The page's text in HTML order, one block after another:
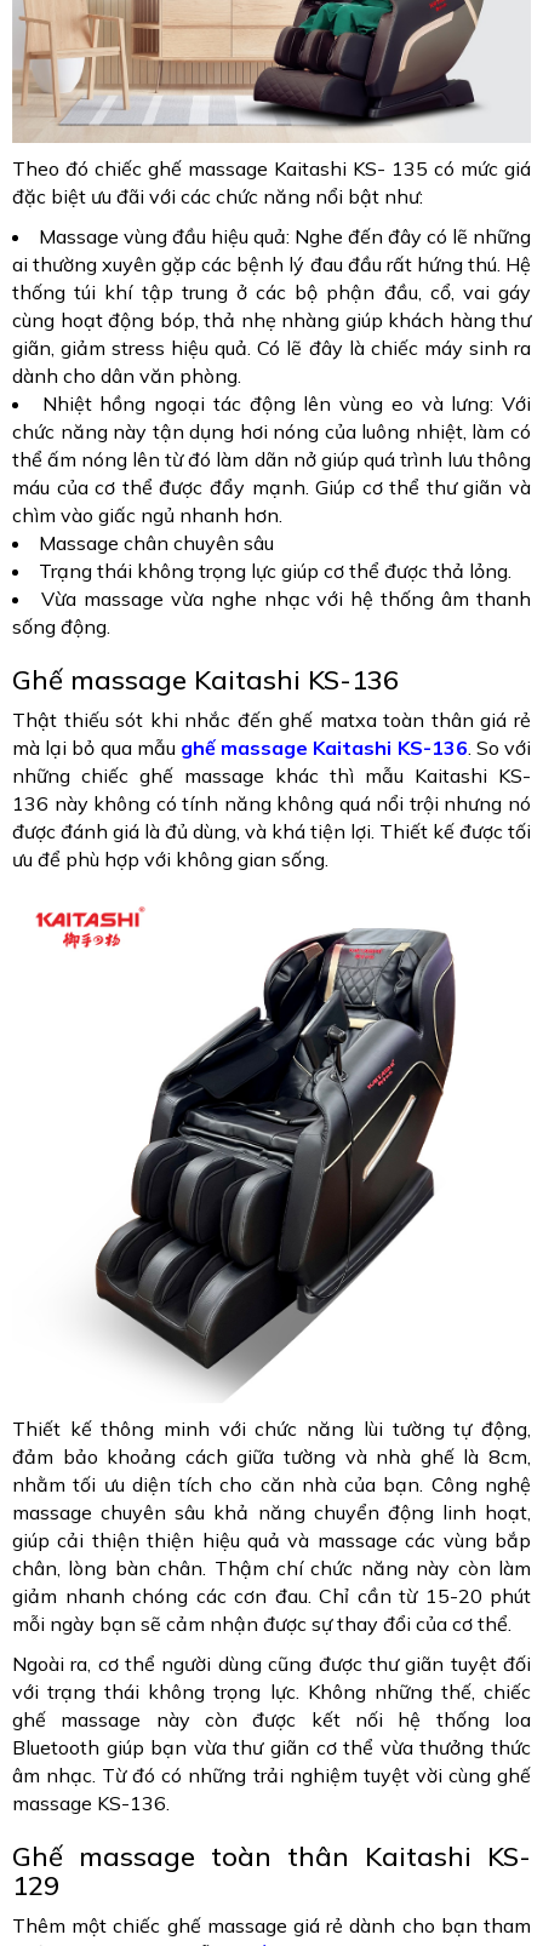
Theo đó chiếc ghế massage Kaitashi KS- 135 có mức giá
đặc biệt ưu đãi với các chức năng nổi bật như:
Massage vùng đầu hiệu quả: Nghe đến đây có lẽ những
ai thường xuyên gặp các bệnh lý đau đầu rất hứng thú. Hệ
thống túi khí tập trung ở các bộ phận đầu, cổ, vai gáy
cùng hoạt động bóp, thả nhẹ nhàng giúp khách hàng thư
giãn, giảm stress hiệu quả. Có lẽ đây là chiếc máy sinh ra
dành cho dân văn phòng.
Nhiệt hồng ngoại tác động lên vùng eo và lưng: Với
chức năng này tận dụng hơi nóng của luông nhiệt, làm có
thể ấm nóng lên từ đó làm dãn nở giúp quá trình lưu thông
máu của cơ thể được đẩy mạnh. Giúp cơ thể thư giãn và
chìm vào giấc ngủ nhanh hơn.
Massage chân chuyên sâu
Trạng thái không trọng lực giúp cơ thể được thả lỏng.
Vừa massage vừa nghe nhạc với hệ thống âm thanh
sống động.
Ghế massage Kaitashi KS-136
Thật thiếu sót khi nhắc đến ghế matxa toàn thân giá rẻ
mà lại bỏ qua mẫu ghế massage Kaitashi KS-136 . So với
những chiếc ghế massage khác thì mẫu Kaitashi KS-
136 này không có tính năng không quá nổi trội nhưng nó
được đánh giá là đủ dùng, và khá tiện lợi. Thiết kế được tối
ưu để phù hợp với không gian sống.
Thiết kế thông minh với chức năng lùi tường tự động,
đảm bảo khoảng cách giữa tường và nhà ghế là 8cm,
nhằm tối ưu diện tích cho căn nhà của bạn. Công nghệ
massage chuyên sâu khả năng chuyển động linh hoạt,
giúp cải thiện thiện hiệu quả và massage các vùng bắp
chân, lòng bàn chân. Thậm chí chức năng này còn làm
giảm nhanh chóng các cơn đau. Chỉ cần từ 15-20 phút
mỗi ngày bạn sẽ cảm nhận được sự thay đổi của cơ thể.
Ngoài ra, cơ thể người dùng cũng được thư giãn tuyệt đối
với trạng thái không trọng lực. Không những thế, chiếc
ghế massage này còn được kết nối hệ thống loa
Bluetooth giúp bạn vừa thư giãn cơ thể vừa thưởng thức
âm nhạc. Từ đó có những trải nghiệm tuyệt vời cùng ghế
massage KS-136.
Ghế massage toàn thân Kaitashi KS-
129
Thêm một chiếc ghế massage giá rẻ dành cho bạn tham